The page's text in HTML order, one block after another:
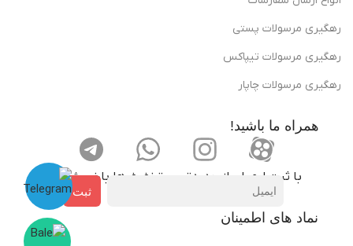
رهگیری مرسولات پستی
رهگیری مرسولات تیپاکس
رهگیری مرسولات چاپار
همراه ما باشید!
با ثبت ایمیل، از جدید‌ترین تخفیف‌ها با‌خبر شوید
ثبت
نماد های اطمینان